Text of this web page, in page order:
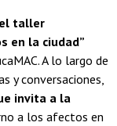
taller
en la ciudad”
A lo largo de
y conversaciones,
invita a la
a los afectos en